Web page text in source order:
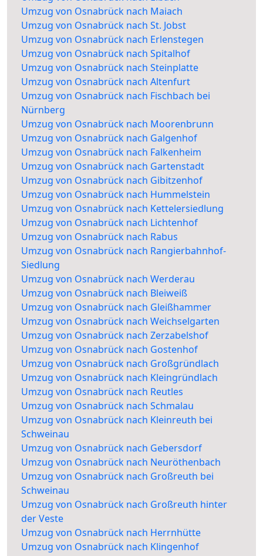
Umzug von Osnabrück nach Maiach
Umzug von Osnabrück nach St. Jobst
Umzug von Osnabrück nach Erlenstegen
Umzug von Osnabrück nach Spitalhof
Umzug von Osnabrück nach Steinplatte
Umzug von Osnabrück nach Altenfurt
Umzug von Osnabrück nach Fischbach bei
Nürnberg
Umzug von Osnabrück nach Moorenbrunn
Umzug von Osnabrück nach Galgenhof
Umzug von Osnabrück nach Falkenheim
Umzug von Osnabrück nach Gartenstadt
Umzug von Osnabrück nach Gibitzenhof
Umzug von Osnabrück nach Hummelstein
Umzug von Osnabrück nach Kettelersiedlung
Umzug von Osnabrück nach Lichtenhof
Umzug von Osnabrück nach Rabus
Umzug von Osnabrück nach Rangierbahnhof-
Siedlung
Umzug von Osnabrück nach Werderau
Umzug von Osnabrück nach Bleiweiß
Umzug von Osnabrück nach Gleißhammer
Umzug von Osnabrück nach Weichselgarten
Umzug von Osnabrück nach Zerzabelshof
Umzug von Osnabrück nach Gostenhof
Umzug von Osnabrück nach Großgründlach
Umzug von Osnabrück nach Kleingründlach
Umzug von Osnabrück nach Reutles
Umzug von Osnabrück nach Schmalau
Umzug von Osnabrück nach Kleinreuth bei
Schweinau
Umzug von Osnabrück nach Gebersdorf
Umzug von Osnabrück nach Neuröthenbach
Umzug von Osnabrück nach Großreuth bei
Schweinau
Umzug von Osnabrück nach Großreuth hinter
der Veste
Umzug von Osnabrück nach Herrnhütte
Umzug von Osnabrück nach Klingenhof